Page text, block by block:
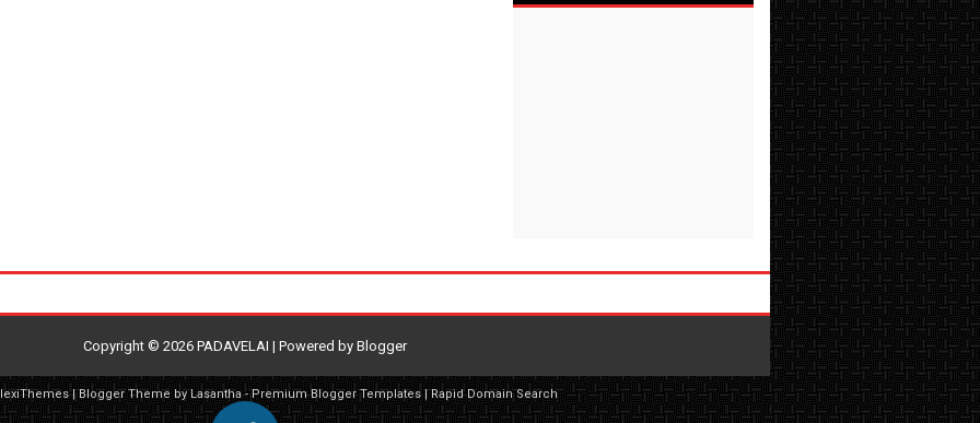
Copyright © 2026 PADAVELAI | Powered by Blogger
| Blogger Theme byLasantha-Premium Blogger Templates|Rapid Domain Search